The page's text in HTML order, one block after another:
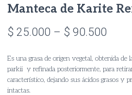
Manteca de Karite
$ 25.000 – $ 90.500
$
Es una grasa de origen vegetal, obtenida
parkii y refinada posteriormente, para
característico, dejando sus ácidos grasos y
intactas.